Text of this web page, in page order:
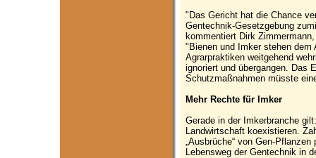
"Das Gericht hat die Chance
Gentechnik-Gesetzgebung
kommentiert Dirk
"Bienen und Imker stehen dem
Agrarpraktiken weitgehend
ignoriert und übergangen. Das
Schutzmaßnahmen müsste
Mehr Rechte für Imker
Gerade in der Imkerbranche
Landwirtschaft koexistieren.
„Ausbrüche“ von Gen-
Lebensweg der Gentechnik in